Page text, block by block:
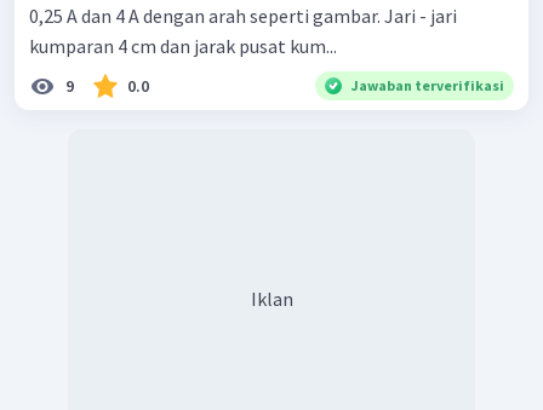
0,25 A dan 4 A dengan arah seperti gambar. Jari - jari
kumparan 4 cm dan jarak pusat kum...
9 0.0 Jawaban terverifikasi
Iklan